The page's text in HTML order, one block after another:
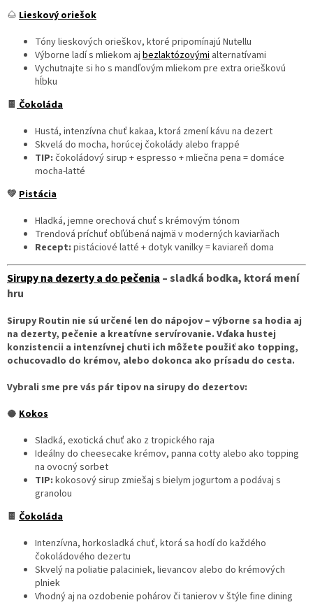
🌰 Lieskový oriešok
Tóny lieskových orieškov, ktoré pripomínajú Nutellu
Výborne ladí s mliekom aj bezlaktózovými alternatívami
Vychutnajte si ho s mandľovým mliekom pre extra orieškovú
hĺbku
🍫 Čokoláda
Hustá, intenzívna chuť kakaa, ktorá zmení kávu na dezert
Skvelá do mocha, horúcej čokolády alebo frappé
TIP: čokoládový sirup + espresso + mliečna pena = domáce
mocha-latté
💚 Pistácia
Hladká, jemne orechová chuť s krémovým tónom
Trendová príchuť obľúbená najmä v moderných kaviarňach
Recept: pistáciové latté + dotyk vanilky = kaviareň doma
Sirupy na dezerty a do pečenia – sladká bodka, ktorá mení
hru
Sirupy Routin nie sú určené len do nápojov – výborne sa hodia aj
na dezerty, pečenie a kreatívne servírovanie. Vďaka hustej
konzistencii a intenzívnej chuti ich môžete použiť ako topping,
ochucovadlo do krémov, alebo dokonca ako prísadu do cesta.
Vybrali sme pre vás pár tipov na sirupy do dezertov:
🥥 Kokos
Sladká, exotická chuť ako z tropického raja
Ideálny do cheesecake krémov, panna cotty alebo ako topping
na ovocný sorbet
TIP: kokosový sirup zmiešaj s bielym jogurtom a podávaj s
granolou
🍫 Čokoláda
Intenzívna, horkosladká chuť, ktorá sa hodí do každého
čokoládového dezertu
Skvelý na poliatie palaciniek, lievancov alebo do krémových
plniek
Vhodný aj na ozdobenie pohárov či tanierov v štýle fine dining